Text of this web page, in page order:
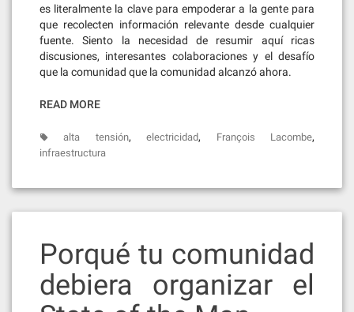
es literalmente la clave para empoderar a la gente para
que recolecten información relevante desde cualquier
fuente. Siento la necesidad de resumir aquí ricas
discusiones, interesantes colaboraciones y el desafío
que la comunidad que la comunidad alcanzó ahora.
READ MORE
alta tensión,electricidad, François Lacombe,
infraestructura
Porqué tu comunidad
debiera organizar el